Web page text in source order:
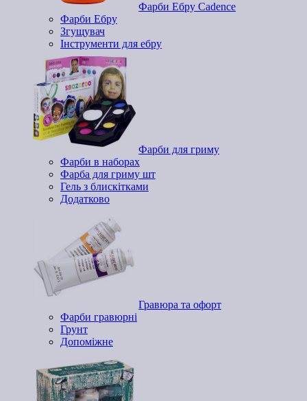
Фарби Ебру Cadence
Фарби Ебру
Згущувач
Інструменти для ебру
Фарби для гриму
Фарби в наборах
Фарба для гриму шт
Гель з блискітками
Додатково
Гравюра та офорт
Фарби гравюрні
Грунт
Допоміжне